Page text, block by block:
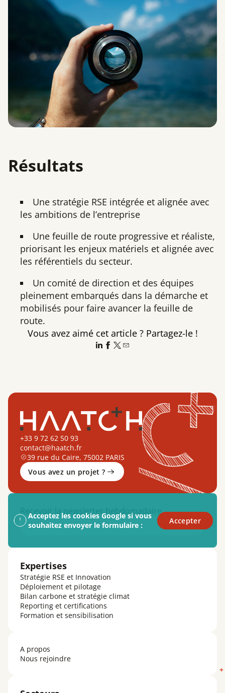
Résultats
Une stratégie RSE intégrée et alignée avec
les ambitions de l’entreprise
Une feuille de route progressive et réaliste,
priorisant les enjeux matériels et alignée avec
les référentiels du secteur.
Un comité de direction et des équipes
pleinement embarqués dans la démarche et
mobilisés pour faire avancer la feuille de
route.
Vous avez aimé cet article ? Partagez-le !
+33 9 72 62 50 93
contact@haatch.fr
39 rue du Caire, 75002 PARIS
Vous avez un projet ?
Recevoir la newsletter hebdomadaire
Email
Acceptez les cookies Google si vous
souhaitez envoyer le formulaire :
Accepter
Expertises
Stratégie RSE et Innovation
Déploiement et pilotage
Bilan carbone et stratégie climat
Reporting et certifications
Formation et sensibilisation
A propos
Nous rejoindre